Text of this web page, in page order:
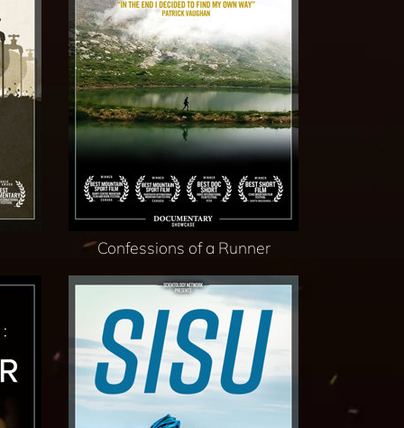
Confessions of a Runner